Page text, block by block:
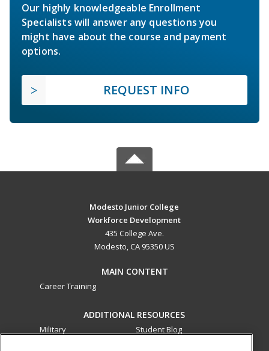
Our highly knowledgeable Enrollment
Specialists will answer any questions you
might have about the course and payment
options.
REQUEST INFO
Modesto Junior College
Workforce Development
435 College Ave.
Modesto, CA 95350 US
MAIN CONTENT
Career Training
ADDITIONAL RESOURCES
Military
Student Blog